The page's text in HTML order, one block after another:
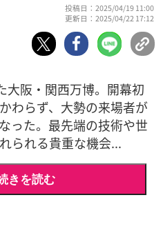
投稿日：2025/04/19 11:00
更新日：2025/04/22 17:12
大阪・関西万博。開幕初
わらず、大勢の来場者が
った。最先端の技術や世
られる貴重な機会...
きを読む